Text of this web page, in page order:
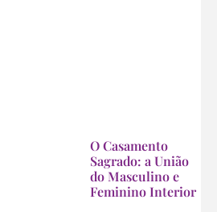
O Casamento
Sagrado: a União
do Masculino e
Feminino Interior